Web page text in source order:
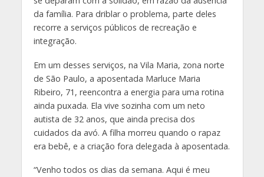
da família. Para driblar o problema, parte deles
recorre a serviços públicos de recreação e
integração.
Em um desses serviços, na Vila Maria, zona norte
de São Paulo, a aposentada Marluce Maria
Ribeiro, 71, reencontra a energia para uma rotina
ainda puxada. Ela vive sozinha com um neto
autista de 32 anos, que ainda precisa dos
cuidados da avó. A filha morreu quando o rapaz
era bebê, e a criação fora delegada à aposentada.
“Venho todos os dias da semana. Aqui é meu